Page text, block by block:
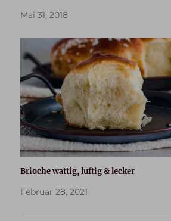
Mai 31, 2018
Brioche wattig, luftig & lecker
Februar 28, 2021